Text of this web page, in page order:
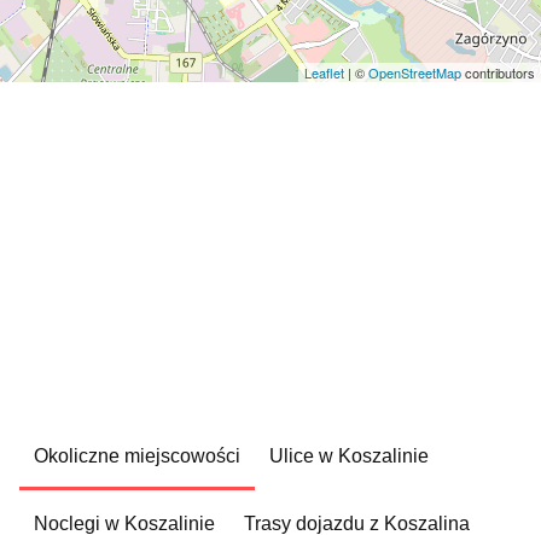
Leaflet | ©OpenStreetMapcontributors
Okoliczne miejscowości Ulice w Koszalinie
Noclegi w Koszalinie Trasy dojazdu z Koszalina